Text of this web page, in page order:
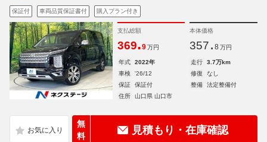
保証付 車両品質保証書付 購入プラン付き
支払総額
369.9 万円
本体価格
357. 8 万円
年式 2022年 走行
3.7万km
車検
'26/12 修復
なし
保証
保証付 整備
法定整備付
住所
山口県 山口市
無
料
見積もり・在庫確認